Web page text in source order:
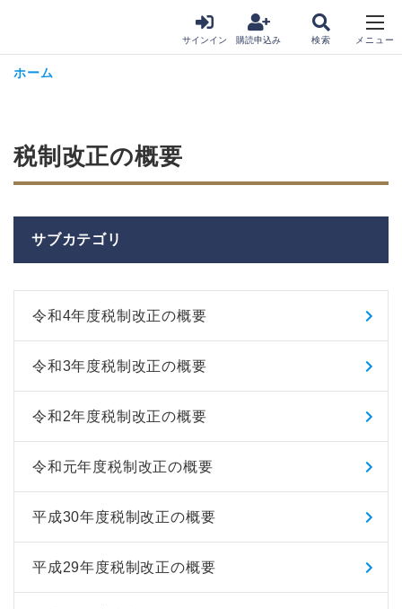
サインイン 購読申込み
ホーム
税制改正の概要
サブカテゴリ
令和4年度税制改正の概要
令和3年度税制改正の概要
令和2年度税制改正の概要
令和元年度税制改正の概要
平成30年度税制改正の概要
平成29年度税制改正の概要